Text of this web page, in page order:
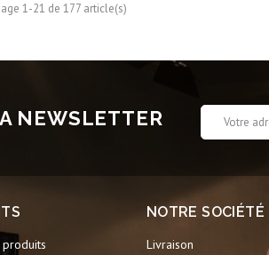
1-21 de 177 article(s)
NEWSLETTER
NOTRE SOCIÉTÉ
Livraison